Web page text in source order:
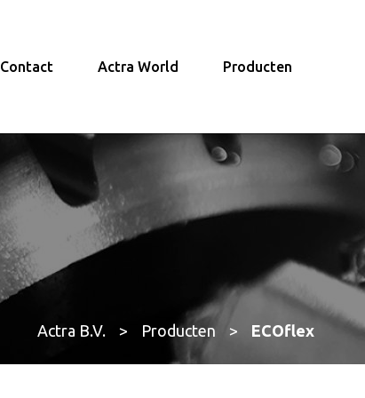
Contact Actra World Producten
Actra B.V. > Producten > ECOflex